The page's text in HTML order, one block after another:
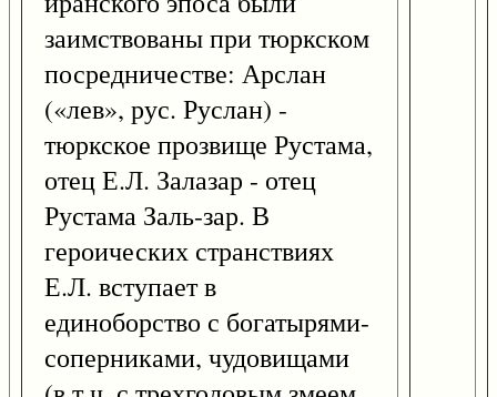
заимствованы при тюркском
посредничестве: Арслан
(«лев», рус. Руслан) -
тюркское прозвище Рустама,
отец Е.Л. Залазар - отец
Рустама Заль-зар. В
героических странствиях
Е.Л. вступает в
единоборство с богатырями-
соперниками, чудовищами